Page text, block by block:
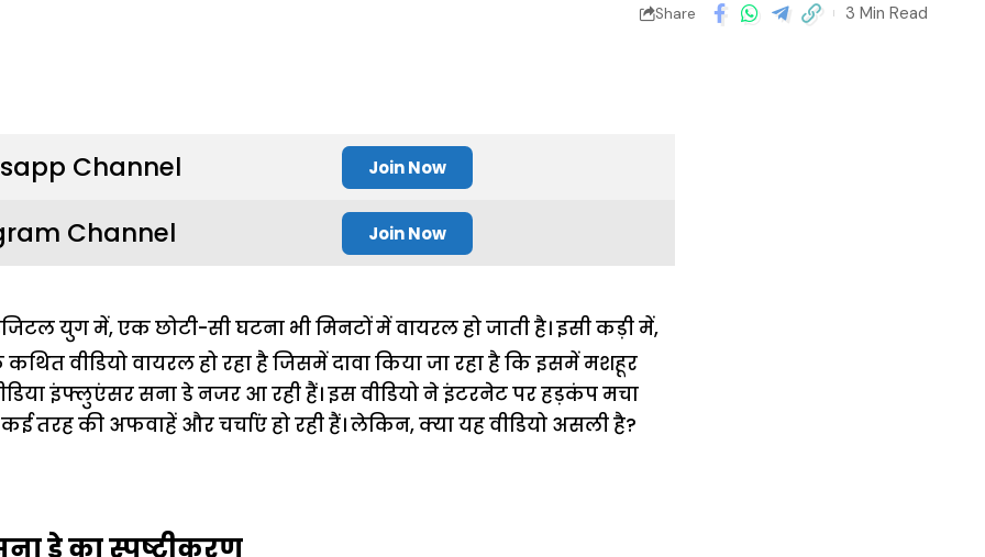
Share 3 Min Read
Channel Join Now
Channel Join Now
युग में, एक छोटी-सी घटना भी मिनटों में वायरल हो जाती है। इसी कड़ी में,
वीडियो वायरल हो रहा है जिसमें दावा किया जा रहा है कि इसमें मशहूर
इंफ्लुएंसर सना डे नजर आ रही हैं। इस वीडियो ने इंटरनेट पर हड़कंप मचा
तरह की अफवाहें और चर्चाएं हो रही हैं। लेकिन, क्या यह वीडियो असली है?
डे का स्पष्टीकरण